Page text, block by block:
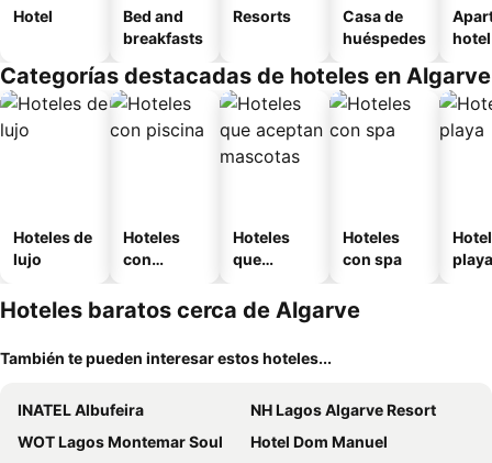
Hotel
Bed and
breakfasts
Resorts
Casa de
huéspedes
hotel
Categorías destacadas de hoteles en Algarve
Hoteles de
lujo
Hoteles
con
Hoteles
que
mascotas
Hoteles
con spa
playa
Hoteles baratos cerca de Algarve
También te pueden interesar estos hoteles...
INATEL Albufeira
NH Lagos Algarve Resort
WOT Lagos Montemar Soul
Hotel Dom Manuel